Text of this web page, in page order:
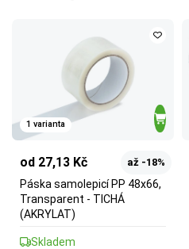
1 varianta
od 27,13 Kč až -18%
Páska samolepicí PP 48x66,
Transparent - TICHÁ
(AKRYLAT)
Skladem